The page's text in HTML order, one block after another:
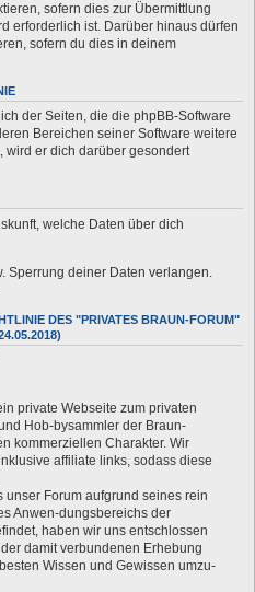
sofern dies zur Übermittlung
erforderlich ist. Darüber hinaus dürfen
sofern du dies in deinem
der Seiten, die die phpBB-Software
Bereichen seiner Software weitere
wird er dich darüber gesondert
welche Daten über dich
Sperrung deiner Daten verlangen.
DES "PRIVATES BRAUN-FORUM"
private Webseite zum privaten
Hob-bysammler der Braun-
kommerziellen Charakter. Wir
affiliate links, sodass diese
Forum aufgrund seines rein
Anwen-dungsbereichs der
haben wir uns entschlossen
damit verbundenen Erhebung
Wissen und Gewissen umzu-